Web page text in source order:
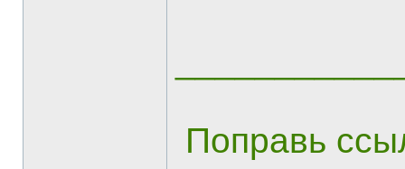
Поправь